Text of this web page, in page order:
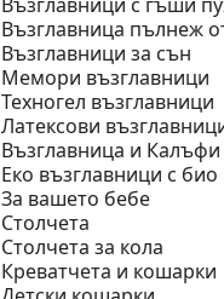
Възглавница пълнеж
Възглавници за сън
Мемори възглавници
Техногел възглавници
Латексови
Възглавница и Калъфи
Еко възглавници с
За вашето бебе
Столчета
Столчета за кола
Креватчета и кошарки